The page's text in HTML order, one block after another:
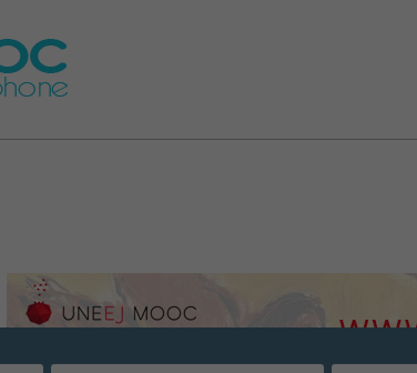
scriptuaires